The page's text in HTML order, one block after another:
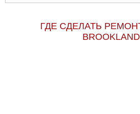
ГДЕ СДЕЛАТЬ